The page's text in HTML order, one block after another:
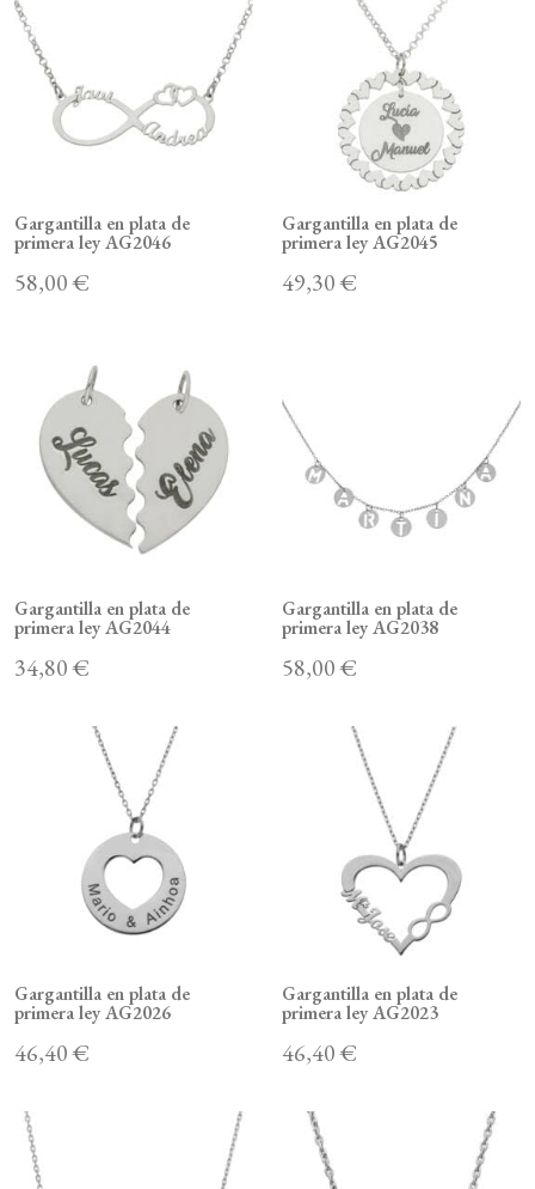
Gargantilla en plata de
primera ley AG2046
58,00 €
Gargantilla en plata de
primera ley AG2045
49,30 €
Gargantilla en plata de
primera ley AG2044
34,80 €
Gargantilla en plata de
primera ley AG2038
58,00 €
Gargantilla en plata de
primera ley AG2026
46,40 €
Gargantilla en plata de
primera ley AG2023
46,40 €